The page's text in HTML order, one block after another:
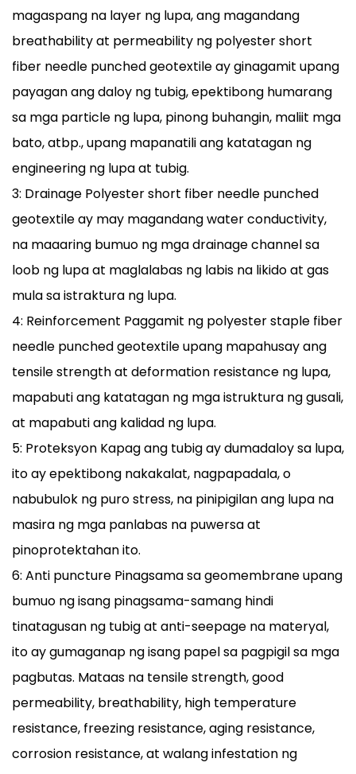
magaspang na layer ng lupa, ang magandang
breathability at permeability ng polyester short
fiber needle punched geotextile ay ginagamit upang
payagan ang daloy ng tubig, epektibong humarang
sa mga particle ng lupa, pinong buhangin, maliit mga
bato, atbp., upang mapanatili ang katatagan ng
engineering ng lupa at tubig.
3: Drainage Polyester short fiber needle punched
geotextile ay may magandang water conductivity,
na maaaring bumuo ng mga drainage channel sa
loob ng lupa at maglalabas ng labis na likido at gas
mula sa istraktura ng lupa.
4: Reinforcement Paggamit ng polyester staple fiber
needle punched geotextile upang mapahusay ang
tensile strength at deformation resistance ng lupa,
mapabuti ang katatagan ng mga istruktura ng gusali,
at mapabuti ang kalidad ng lupa.
5: Proteksyon Kapag ang tubig ay dumadaloy sa lupa,
ito ay epektibong nakakalat, nagpapadala, o
nabubulok ng puro stress, na pinipigilan ang lupa na
masira ng mga panlabas na puwersa at
pinoprotektahan ito.
6: Anti puncture Pinagsama sa geomembrane upang
bumuo ng isang pinagsama-samang hindi
tinatagusan ng tubig at anti-seepage na materyal,
ito ay gumaganap ng isang papel sa pagpigil sa mga
pagbutas. Mataas na tensile strength, good
permeability, breathability, high temperature
resistance, freezing resistance, aging resistance,
corrosion resistance, at walang infestation ng